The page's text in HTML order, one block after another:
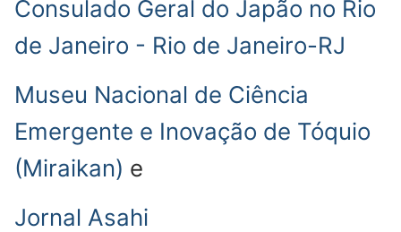
Consulado Geral do Japão no Rio
de Janeiro - Rio de Janeiro-RJ
Museu Nacional de Ciência
Emergente e Inovação de Tóquio
(Miraikan) e
Jornal Asahi